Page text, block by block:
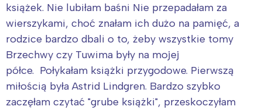
książek. Nie lubiłam baśni Nie przepadałam za
wierszykami, choć znałam ich dużo na pamięć, a
rodzice bardzo dbali o to, żeby wszystkie tomy
Brzechwy czy Tuwima były na mojej
półce. Połykałam książki przygodowe. Pierwszą
miłością była Astrid Lindgren. Bardzo szybko
zaczęłam czytać "grube książki", przeskoczyłam